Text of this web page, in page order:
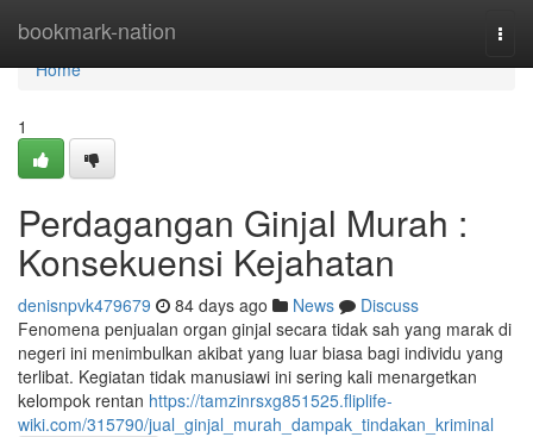
bookmark-nation
Home
Home
1
Perdagangan Ginjal Murah :
Konsekuensi Kejahatan
denisnpvk479679 84 days ago News
Discuss
Fenomena penjualan organ ginjal secara tidak sah yang marak di
negeri ini menimbulkan akibat yang luar biasa bagi individu yang
terlibat. Kegiatan tidak manusiawi ini sering kali menargetkan
kelompok rentan https://tamzinrsxg851525.fliplife-
wiki.com/315790/jual_ginjal_murah_dampak_tindakan_kriminal